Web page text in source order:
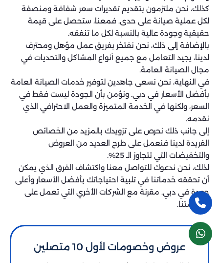
كذلك، نحن ملتزمون بتقديم تقديرات سعر شفافة ومنصفة
لكل عملية صيانة على حدى. فمعنا، ستحصل على قيمة
حقيقية وجودة عالية بالنسبة لكل ما تنفقه.
بالإضافة إلى ذلك، نحن نفتخر بفريق عمل مؤهل ومحترف
لدينا، يجيد التعامل مع جميع أنواع المشاكل والتحديات في
مجال الصيانة العامة.
في النهاية، نحن نسعى جاهدين لتوفير خدمات الصيانة العامة
بأفضل الأسعار في دبي. ونؤمن بأن الجودة ليست فقط في
السعر، ولكنها في الخدمة المتميزة والعمل الاحترافي الذي
نقدمه.
إلى جانب ذلك نحرص على تزويدك بالمزيد من الخصائص
الفريدة لدينا فنعمل على طرح العديد من العروض
والتخفيضات التي تتجاوز الـ 25%.
لذلك، نحن ندعوك للتواصل معنا واكتشاف الفرق الذي يمكن
أن تحققه خدماتنا في تلبية احتياجاتك بأفضل الأسعار وأعلى
جودة في دبي. مقرنة مع الشركات الأخري التي تعمل على
منافستنا.
عروض وخصومات لأول 10 متصلين